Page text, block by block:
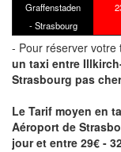
Graffenstaden
- Strasbourg
- Pour réserver votre
un taxi entre
Strasbourg pas
Le Tarif moyen en
Aéroport de
jour et entre 29€ -